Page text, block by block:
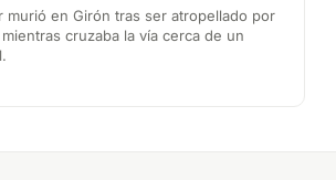
murió en Girón tras ser atropellado por
cruzaba la vía cerca de un